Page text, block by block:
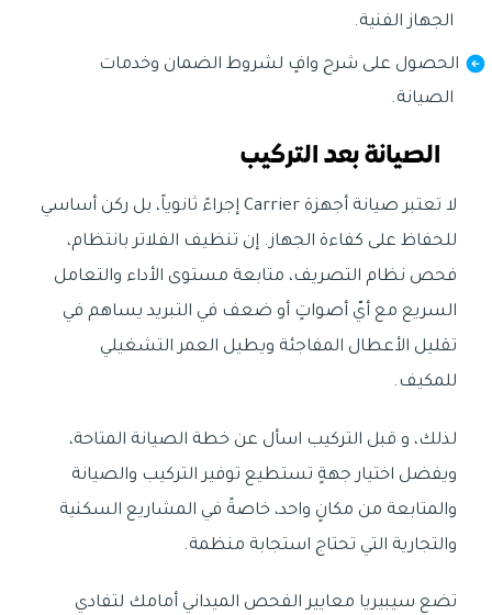
الجهاز الفنية.
الحصول على شرح وافٍ لشروط الضمان وخدمات
الصيانة.
الصيانة بعد التركيب
لا تعتبر صيانة أجهزة Carrier إجراءً ثانوياً، بل ركن أساسي
للحفاظ على كفاءة الجهاز. إن تنظيف الفلاتر بانتظام،
فحص نظام التصريف، متابعة مستوى الأداء والتعامل
السريع مع أيّ أصواتٍ أو ضعف في التبريد يساهم في
تقليل الأعطال المفاجئة ويطيل العمر التشغيلي
للمكيف.
لذلك، و قبل التركيب اسأل عن خطة الصيانة المتاحة،
ويفضل اختيار جهةٍ تستطيع توفير التركيب والصيانة
والمتابعة من مكانٍ واحد، خاصةً في المشاريع السكنية
والتجارية التي تحتاج استجابة منظمة.
تضع سيبيريا معايير الفحص الميداني أمامك لتفادي